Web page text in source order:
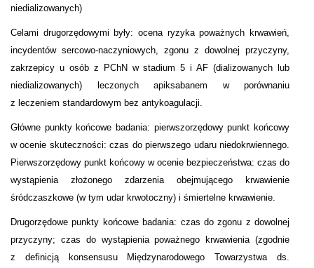
niedializowanych)
Celami drugorzędowymi były: ocena ryzyka poważnych krwawień,
incydentów sercowo-naczyniowych, zgonu z dowolnej przyczyny,
zakrzepicy u osób z PChN w stadium 5 i AF (dializowanych lub
niedializowanych) leczonych apiksabanem w porównaniu
z leczeniem standardowym bez antykoagulacji.
Główne punkty końcowe badania: pierwszorzędowy punkt końcowy
w ocenie skuteczności: czas do pierwszego udaru niedokrwiennego.
Pierwszorzędowy punkt końcowy w ocenie bezpieczeństwa: czas do
wystąpienia złożonego zdarzenia obejmującego krwawienie
śródczaszkowe (w tym udar krwotoczny) i śmiertelne krwawienie.
Drugorzędowe punkty końcowe badania: czas do zgonu z dowolnej
przyczyny; czas do wystąpienia poważnego krwawienia (zgodnie
z definicją konsensusu Międzynarodowego Towarzystwa ds.